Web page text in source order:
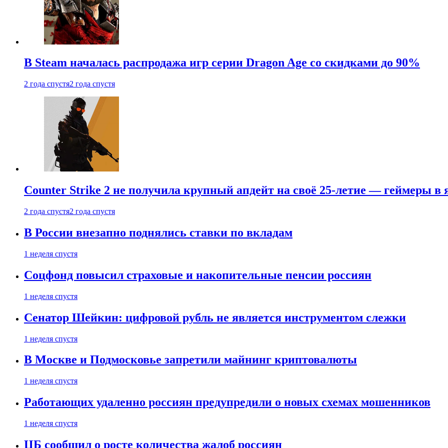
В Steam началась распродажа игр серии Dragon Age со скидками до 90%
2 года спустя2 года спустя
Counter Strike 2 не получила крупный апдейт на своё 25-летие — геймеры в
2 года спустя2 года спустя
В России внезапно поднялись ставки по вкладам
1 неделя спустя
Соцфонд повысил страховые и накопительные пенсии россиян
1 неделя спустя
Сенатор Шейкин: цифровой рубль не является инструментом слежки
1 неделя спустя
В Москве и Подмосковье запретили майнинг криптовалюты
1 неделя спустя
Работающих удаленно россиян предупредили о новых схемах мошенников
1 неделя спустя
ЦБ сообщил о росте количества жалоб россиян